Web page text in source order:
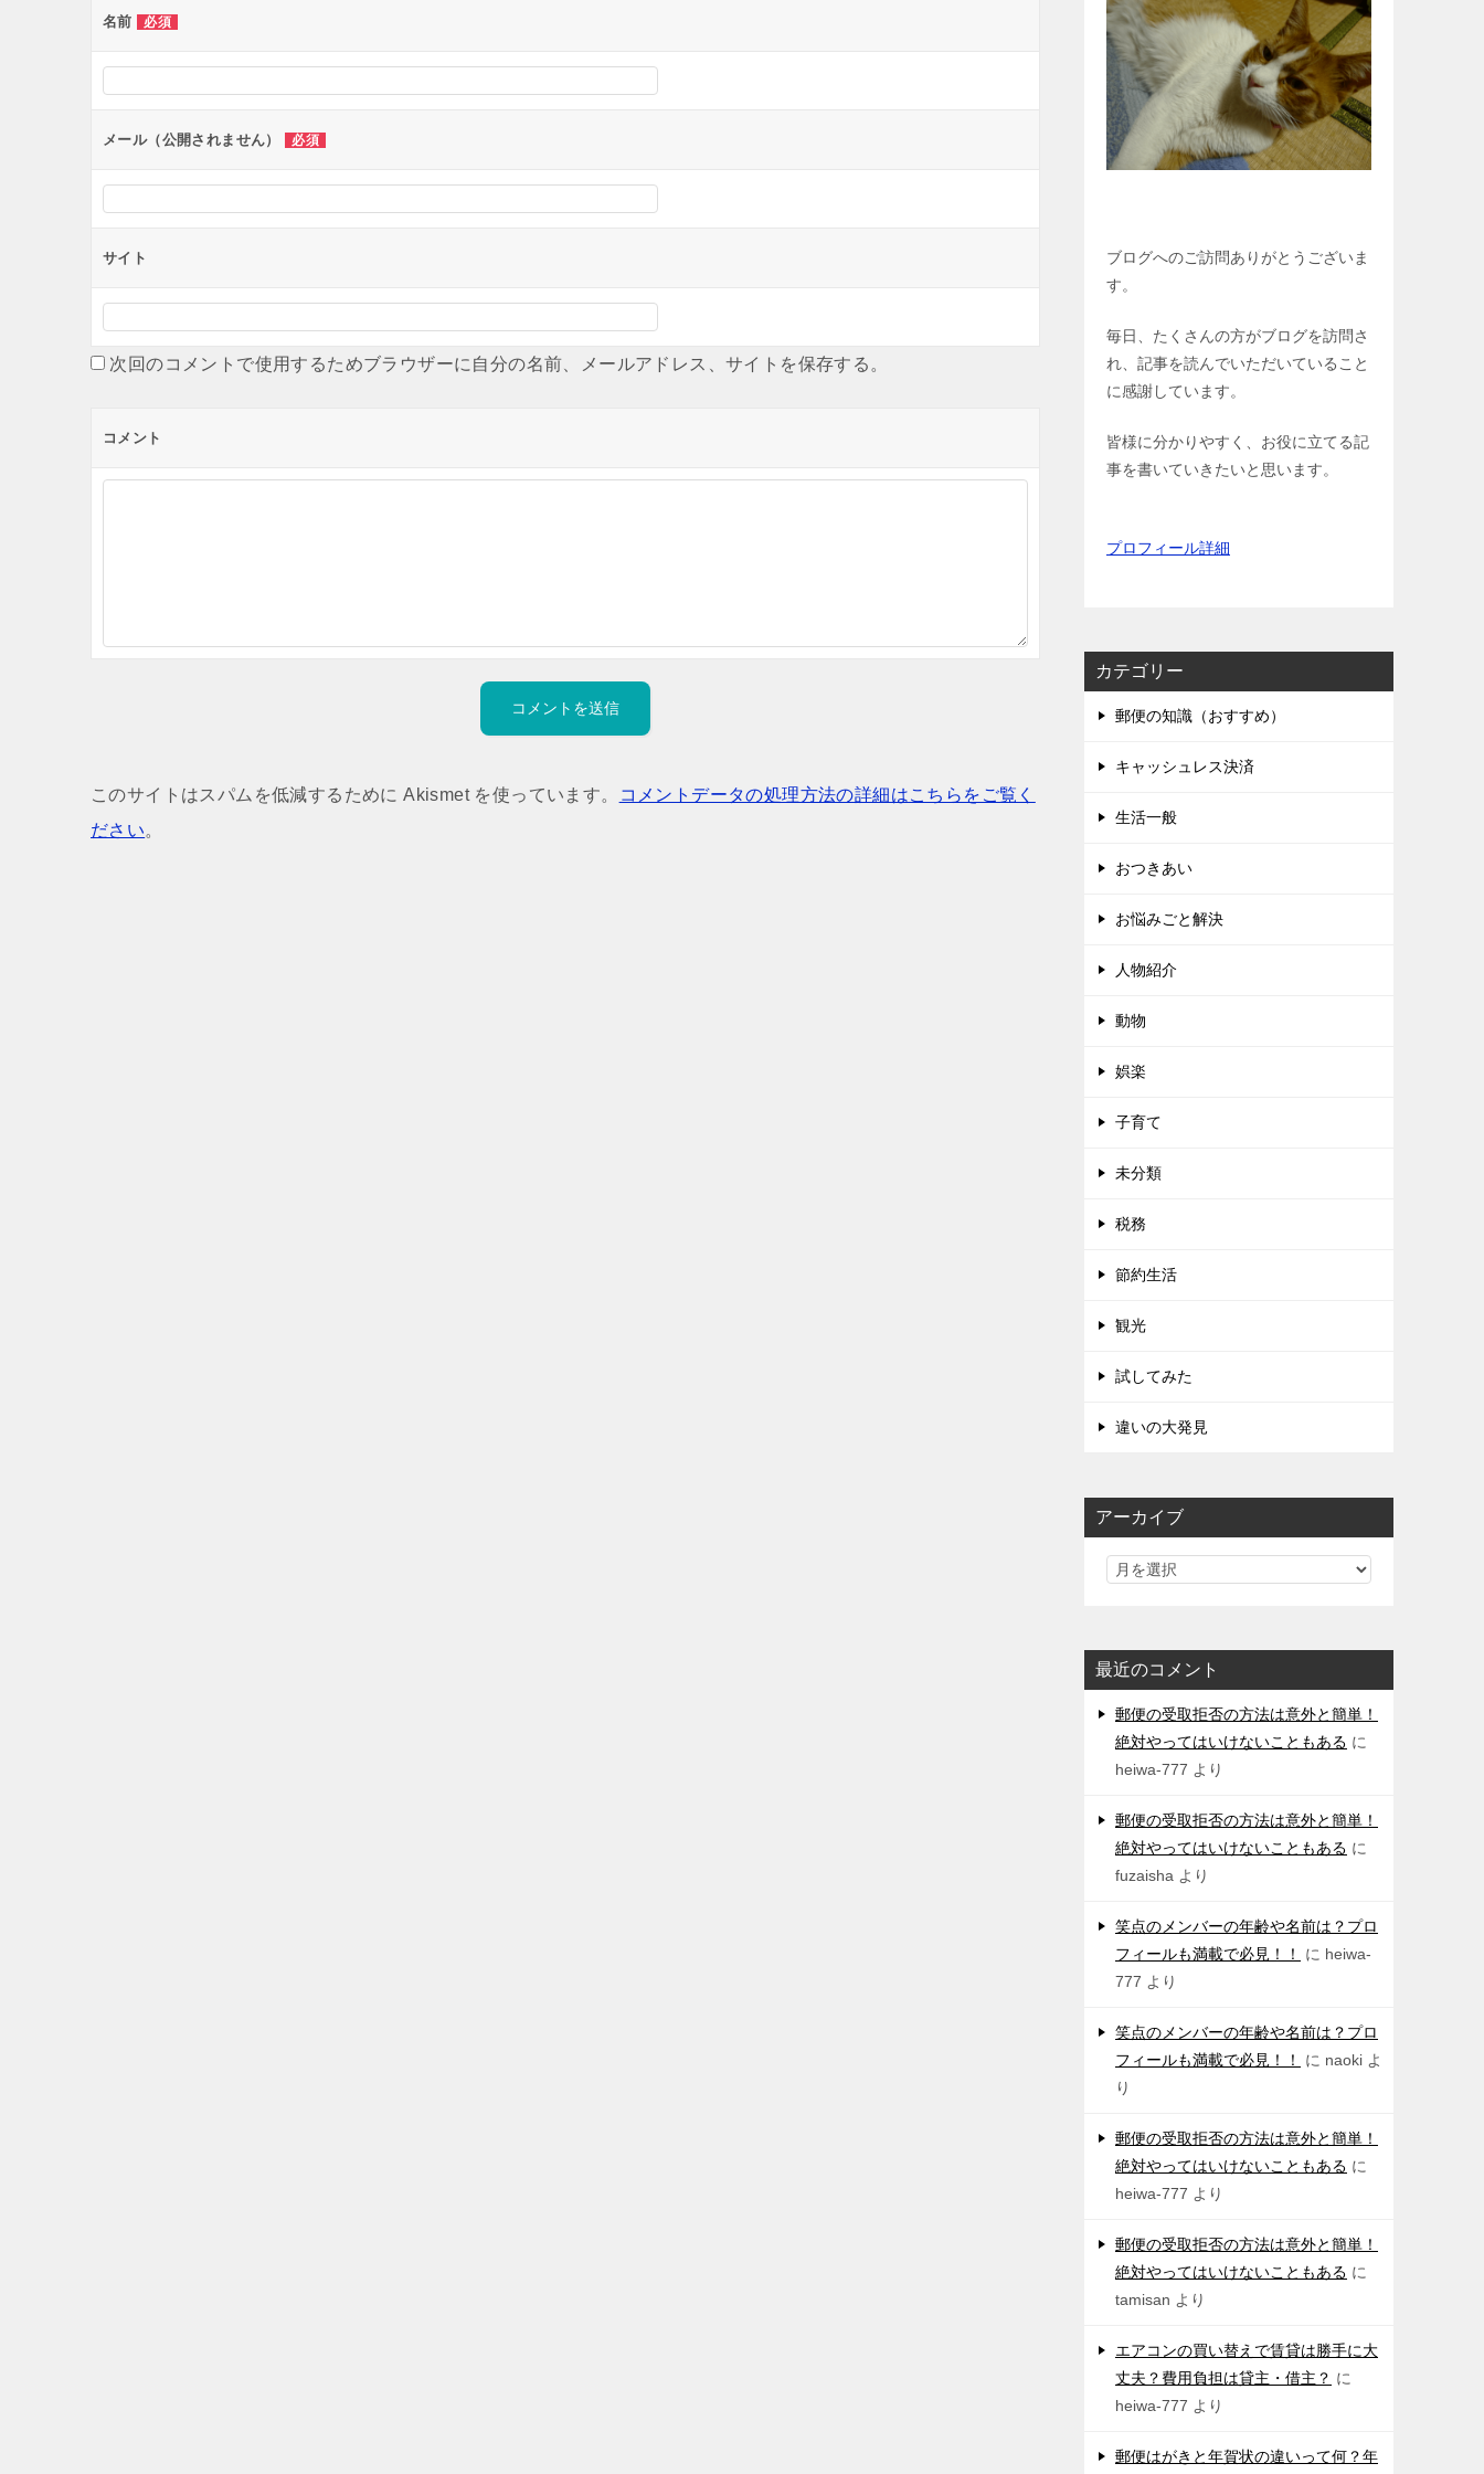
ー
ョ
ン
名前 必須
メール（公開されません） 必須
サイト
次回のコメントで使用するためブラウザーに自分の名前、メールアドレス、サイトを保存する。
コメント
このサイトはスパムを低減するために Akismet を使っています。
コメントデータの処理方法の詳細はこちらをご覧く
ださい。
ブログへのご訪問ありがとうございま
す。
毎日、たくさんの方がブログを訪問さ
れ、記事を読んでいただいていること
に感謝しています。
皆様に分かりやすく、お役に立てる記
事を書いていきたいと思います。
プロフィール詳細
カテゴリー
郵便の知識（おすすめ）
キャッシュレス決済
生活一般
おつきあい
お悩みごと解決
人物紹介
動物
娯楽
子育て
未分類
税務
節約生活
観光
試してみた
違いの大発見
アーカイブ
最近のコメント
郵便の受取拒否の方法は意外と簡単！
絶対やってはいけないこともある に
heiwa-777 より
郵便の受取拒否の方法は意外と簡単！
絶対やってはいけないこともある に
fuzaisha より
笑点のメンバーの年齢や名前は？プロ
フィールも満載で必見！！
に heiwa-
777 より
笑点のメンバーの年齢や名前は？プロ
フィールも満載で必見！！
に naoki よ
り
郵便の受取拒否の方法は意外と簡単！
絶対やってはいけないこともある に
heiwa-777 より
郵便の受取拒否の方法は意外と簡単！
絶対やってはいけないこともある に
tamisan より
エアコンの買い替えで賃貸は勝手に大
丈夫？費用負担は貸主・借主？ に
heiwa-777 より
郵便はがきと年賀状の違いって何？年